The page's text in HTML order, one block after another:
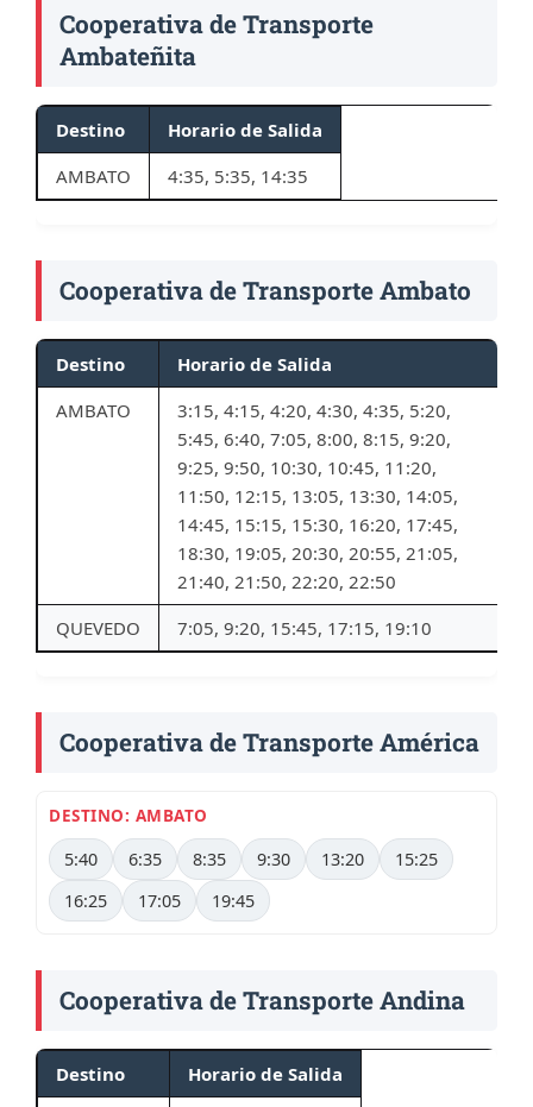
Cooperativa de Transporte
Ambateñita
Destino
Horario de Salida
AMBATO
4:35, 5:35, 14:35
Cooperativa de Transporte Ambato
Destino
Horario de Salida
AMBATO
3:15, 4:15, 4:20, 4:30, 4:35, 5:20,
5:45, 6:40, 7:05, 8:00, 8:15, 9:20,
9:25, 9:50, 10:30, 10:45, 11:20,
11:50, 12:15, 13:05, 13:30, 14:05,
14:45, 15:15, 15:30, 16:20, 17:45,
18:30, 19:05, 20:30, 20:55, 21:05,
21:40, 21:50, 22:20, 22:50
QUEVEDO
7:05, 9:20, 15:45, 17:15, 19:10
Cooperativa de Transporte América
DESTINO: AMBATO
5:40 6:35 8:35 9:30 13:20
15:25
16:25
17:05 19:45
Cooperativa de Transporte Andina
Destino
Horario de Salida